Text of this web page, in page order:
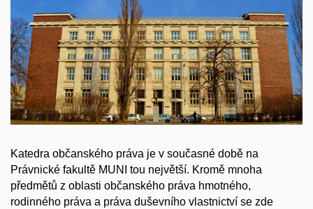
Katedra občanského práva je v současné době na
Právnické fakultě MUNI tou největší. Kromě mnoha
předmětů z oblasti občanského práva hmotného,
rodinného práva a práva duševního vlastnictví se zde